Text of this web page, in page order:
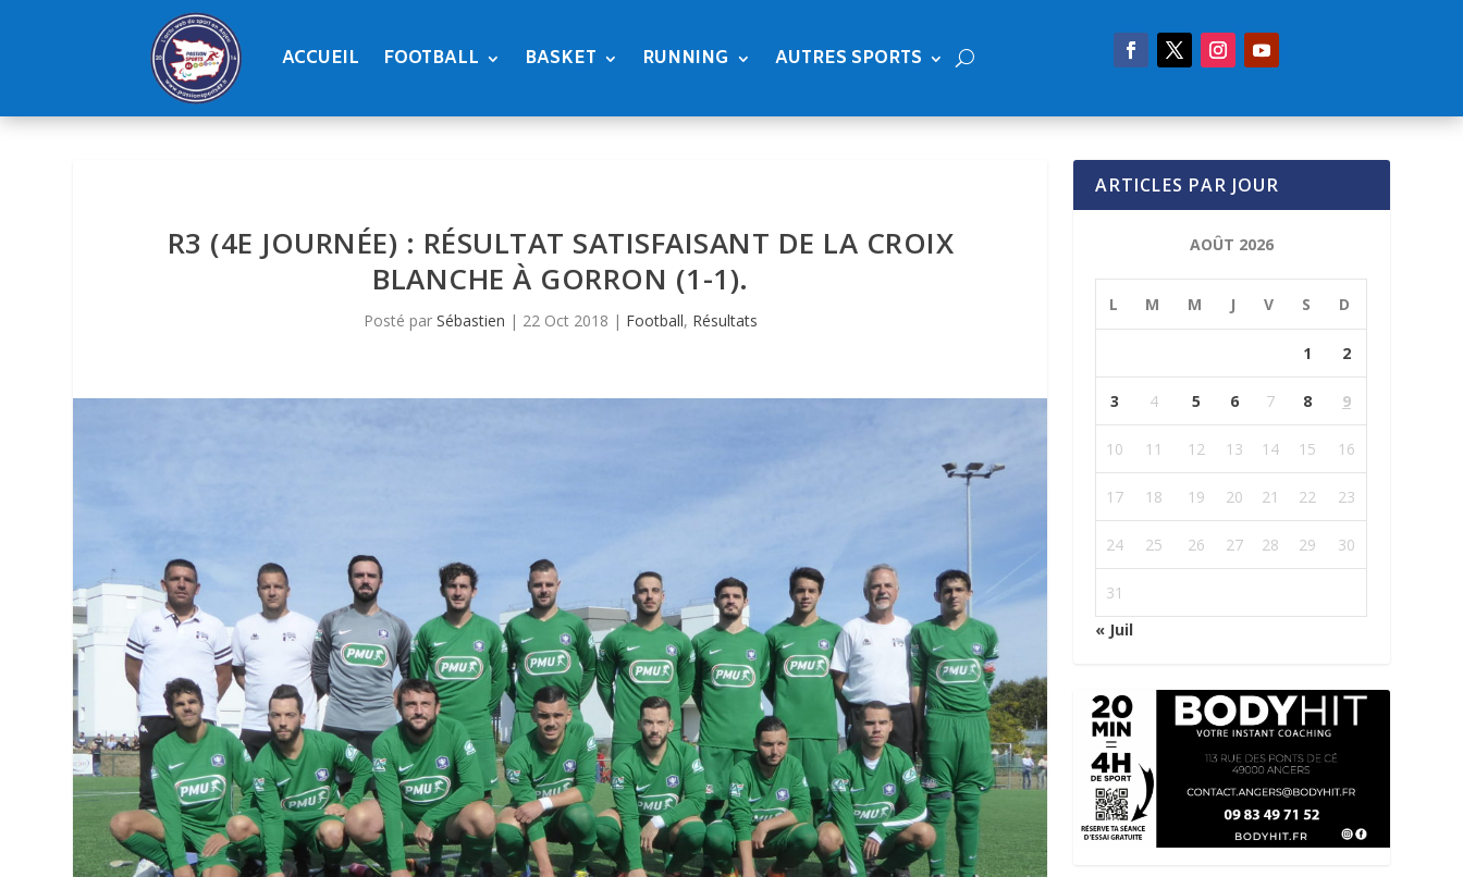
ACCUEIL FOOTBALL BASKET RUNNING AUTRES SPORTS
R3 (4E JOURNÉE) : RÉSULTAT SATISFAISANT DE LA CROIX
BLANCHE À GORRON (1-1).
Posté par Sébastien | 22 Oct 2018 | Football, Résultats
ARTICLES PAR JOUR
AOÛT 2026
L M M J V S D
1 2
3 4 5 6 7 8 9
10 11 12 13 14 15 16
17 18 19 20 21 22 23
24 25 26 27 28 29 30
31
« Juil